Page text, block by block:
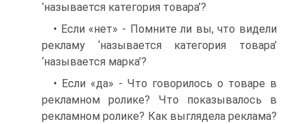
‘называется категория товара’?
• Если «нет» - Помните ли вы, что видели
рекламу ‘называется категория товара’
‘называется марка’?
• Если «да» - Что говорилось о товаре в
рекламном ролике? Что показывалось в
рекламном ролике? Как выглядела реклама?